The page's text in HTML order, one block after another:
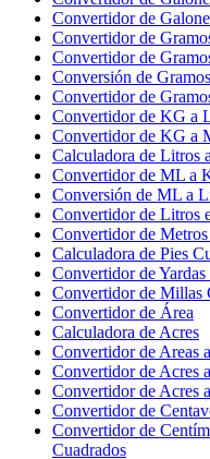
Convertidor de
Convertidor de
Convertidor de
Conversión de
Convertidor de
Convertidor de KG a
Convertidor de KG a
Calculadora de Litros
Convertidor de ML a
Conversión de ML a
Convertidor de Litros
Convertidor de
Calculadora de Pies
Convertidor de Yardas
Convertidor de Millas
Convertidor de Área
Calculadora de Acres
Convertidor de Areas
Convertidor de Acres
Convertidor de Acres
Convertidor de
Convertidor de
Cuadrados